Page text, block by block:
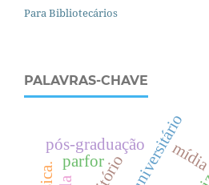
Para Bibliotecários
PALAVRAS-CHAVE
pós-graduação
parfor